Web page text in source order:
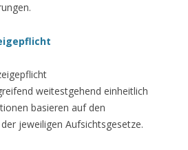
weitestgehend einheitlich
basieren auf den
jeweiligen Aufsichtsgesetze.